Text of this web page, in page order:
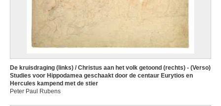
De kruisdraging (links) / Christus aan het volk getoond (rechts) - (Verso)
Studies voor Hippodamea geschaakt door de centaur Eurytios en
Hercules kampend met de stier
Peter Paul Rubens